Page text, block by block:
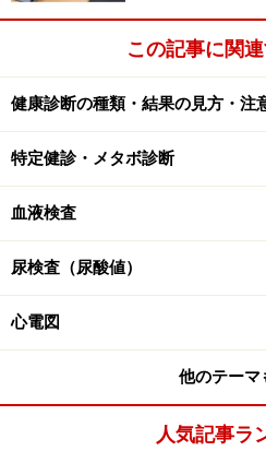
この記事に関
健康診断の種類・結果の見方・注
特定健診・メタボ診断
血液検査
尿検査（尿酸値）
心電図
他のテーマ
人気記事ラ